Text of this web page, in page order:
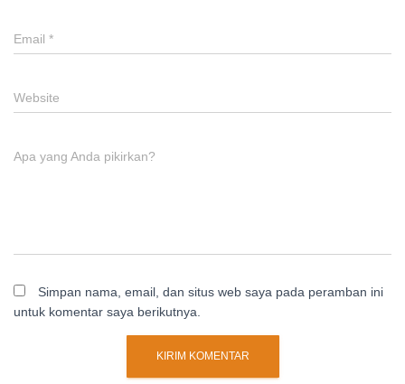
Email *
Website
Apa yang Anda pikirkan?
Simpan nama, email, dan situs web saya pada peramban ini
untuk komentar saya berikutnya.